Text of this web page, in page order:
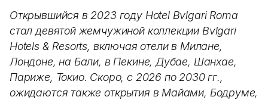
Открывшийся в 2023 году Hotel Bvlgari Roma
стал девятой жемчужиной коллекции Bvlgari
Hotels & Resorts, включая отели в Милане,
Лондоне, на Бали, в Пекине, Дубае, Шанхае,
Париже, Токио. Скоро, с 2026 по 2030 гг.,
ожидаются также открытия в Майами, Бодруме,